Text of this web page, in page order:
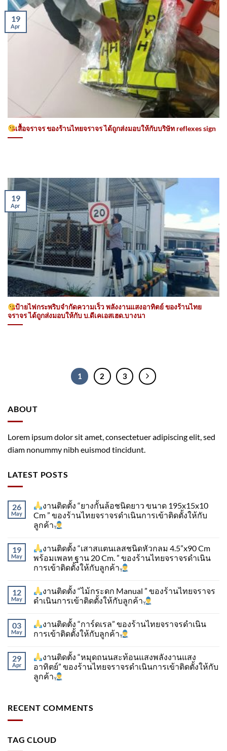
เสื้อจราจร ของร้านไทยจราจร ได้ถูกส่งมอบให้กับบริษัท reflexes sign
19
Apr
ป้ายไฟกระพริบจำกัดความเร็ว พลังงานแสงอาทิตย์ ของร้านไทย
จราจร ได้ถูกส่งมอบให้กับ บ.ดีเคเอสเฮด.บางนา
19
Apr
1 2 3
ABOUT
Lorem ipsum dolor sit amet, consectetuer adipiscing elit, sed
diam nonummy nibh euismod tincidunt.
LATEST POSTS
26
May
งานติดตั้ง “ยางกั้นล้อชนิดยาว ขนาด 195x15x10
Cm ” ของร้านไทยจราจรดำเนินการเข้าติดตั้ง​ให้กับ
ลูกค้า
19
May
งานติดตั้ง “เสาสแตนเลสชนิดหัวกลม 4.5”x90 Cm
พร้อมเพลท ฐาน 20 Cm. ” ของร้านไทยจราจรดำเนิน
การเข้าติดตั้ง​ให้กับลูกค้า
12
May
งานติดตั้ง “ไม้กระดก Manual ” ของร้านไทยจราจร
ดำเนินการเข้าติดตั้ง​ให้กับลูกค้า
03
May
งานติดตั้ง “การ์ดเรล” ของร้านไทยจราจรดำเนิน
การเข้าติดตั้ง​ให้กับลูกค้า
29
Apr
งานติดตั้ง “หมุดถนนสะท้อนแสงพลังงานแสง
อาทิตย์” ของร้านไทยจราจรดำเนินการเข้าติดตั้ง​ให้กับ
ลูกค้า
RECENT COMMENTS
TAG CLOUD